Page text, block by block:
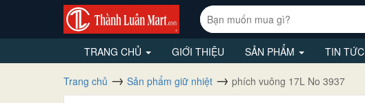
TRANG CHỦ GIỚI THIỆU SẢN PHẨM TIN TỨC
Trang chủ Sản phẩm giữ nhiệt phích vuông 17L No 3937